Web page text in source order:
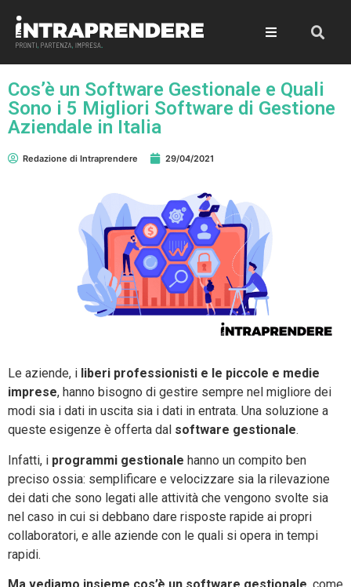
Cos’è un Software Gestionale e Quali
Sono i 5 Migliori Software di Gestione
Aziendale in Italia
Redazione di Intraprendere 29/04/2021
Le aziende, i liberi professionisti e le piccole e medie
imprese, hanno bisogno di gestire sempre nel migliore dei
modi sia i dati in uscita sia i dati in entrata. Una soluzione a
queste esigenze è offerta dal software gestionale.
Infatti, i programmi gestionale hanno un compito ben
preciso ossia: semplificare e velocizzare sia la rilevazione
dei dati che sono legati alle attività che vengono svolte sia
nel caso in cui si debbano dare risposte rapide ai propri
collaboratori, e alle aziende con le quali si opera in tempi
rapidi.